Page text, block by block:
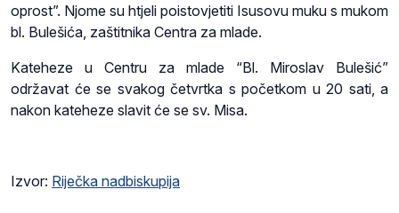
oprost”. Njome su htjeli poistovjetiti Isusovu muku s mukom
bl. Bulešića, zaštitnika Centra za mlade.
Kateheze u Centru za mlade “Bl. Miroslav Bulešić”
održavat će se svakog četvrtka s početkom u 20 sati, a
nakon kateheze slavit će se sv. Misa.
Izvor: Riječka nadbiskupija